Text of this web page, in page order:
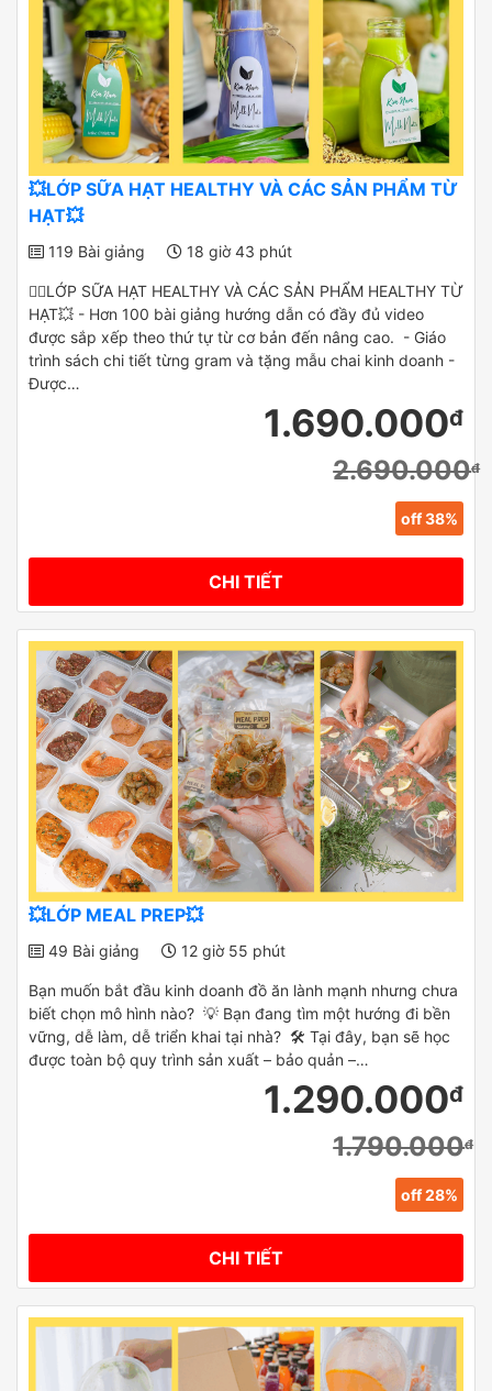
💥LỚP SỮA HẠT HEALTHY VÀ CÁC SẢN PHẨM TỪ
HẠT💥
119 Bài giảng 18 giờ 43 phút
✌🏻LỚP SỮA HẠT HEALTHY VÀ CÁC SẢN PHẨM HEALTHY TỪ
HẠT💥 - Hơn 100 bài giảng hướng dẫn có đầy đủ video
được sắp xếp theo thứ tự từ cơ bản đến nâng cao. - Giáo
trình sách chi tiết từng gram và tặng mẫu chai kinh doanh -
Được…
1.690.000đ
2.690.000đ
off 38%
CHI TIẾT
💥LỚP MEAL PREP💥
49 Bài giảng 12 giờ 55 phút
Bạn muốn bắt đầu kinh doanh đồ ăn lành mạnh nhưng chưa
biết chọn mô hình nào? 💡 Bạn đang tìm một hướng đi bền
vững, dễ làm, dễ triển khai tại nhà? 🛠️ Tại đây, bạn sẽ học
được toàn bộ quy trình sản xuất – bảo quản –…
1.290.000đ
1.790.000đ
off 28%
CHI TIẾT